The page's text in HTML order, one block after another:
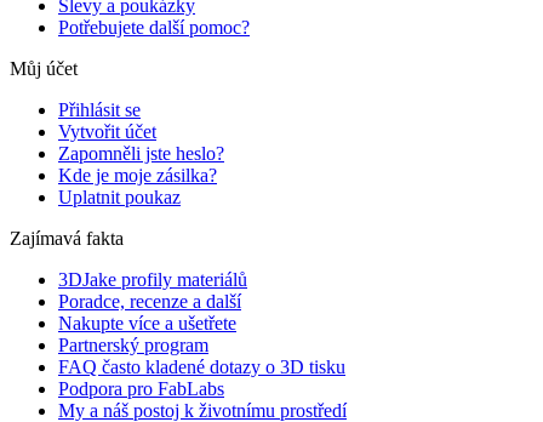
Slevy a poukázky
Potřebujete další pomoc?
Můj účet
Přihlásit se
Vytvořit účet
Zapomněli jste heslo?
Kde je moje zásilka?
Uplatnit poukaz
Zajímavá fakta
3DJake profily materiálů
Poradce, recenze a další
Nakupte více a ušetřete
Partnerský program
FAQ často kladené dotazy o 3D tisku
Podpora pro FabLabs
My a náš postoj k životnímu prostředí